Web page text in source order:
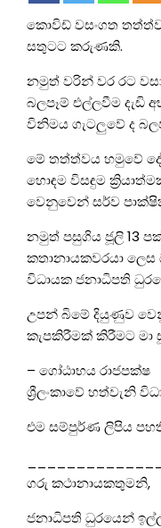
කොවිඩ් වසංගත
සතුටට කරුණකි.
නමුත් වරින් වර රට
බලපෑම් එල්ලවීම දැඩි
විනිමය ගැටලුවේ ද
මේ තත්ත්වය හමුවේ
හොඳම විසඳුම
වෙනුවෙන් සර්ව
නමුත් පසුගිය ජූලි 13
කතානායකවරයා
විධායක ජනාධිපති
උපන් බිමේ දියුණුව
කැපකිරීමක් කිරීමට මා
– ගෝඨාභය රාජපක්ෂ
ශ්‍රීලංකාවේ හත්වැනි
එම සම්පුර්ණ ලිපිය
ගරු කථානායකතුමනි,
ජනාධිපති ධුරයෙන්